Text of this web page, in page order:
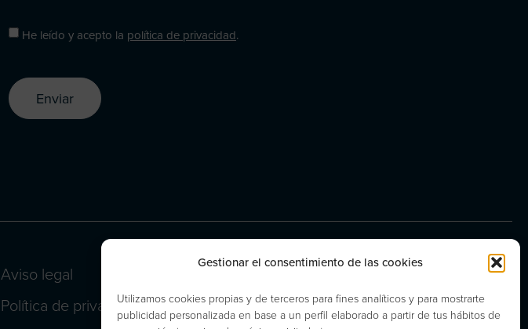
Gestionar el consentimiento de las cookies
Utilizamos cookies propias y de terceros para fines analíticos y para mostrarte
publicidad personalizada en base a un perfil elaborado a partir de tus hábitos de
He leído y acepto la política de privacidad.
Enviar
Aviso legal
Política de privacidad